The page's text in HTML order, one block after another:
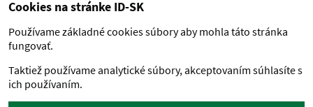
Preskočiť na hlavný obsah
Cookies na stránke ID-SK
Používame základné cookies súbory aby mohla táto stránka
fungovať.
Taktiež používame analytické súbory, akceptovaním súhlasíte s
ich používaním.